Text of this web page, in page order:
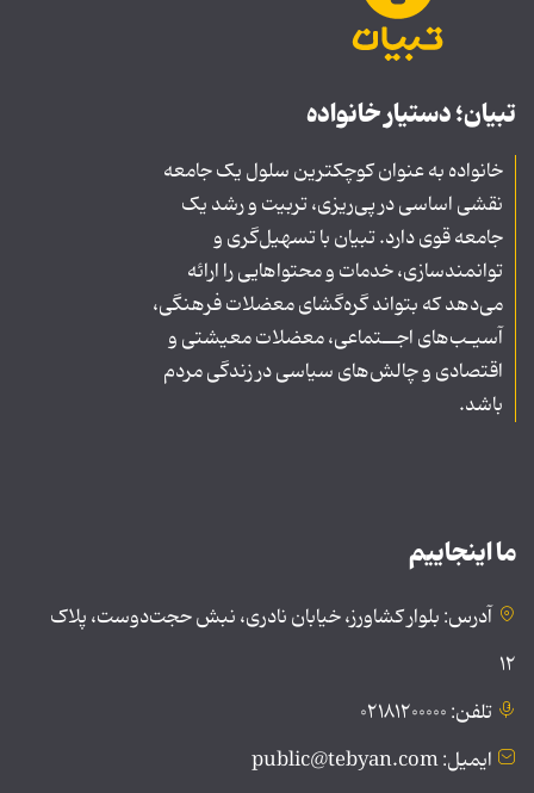
تبیان؛ دستیار خانواده
خانواده به عنوان کوچکترین سلول یک جامعه
نقشی اساسی در پی‌ریزی، تربیت و رشد یک
جامعه قوی دارد. تبیان با تسهیل‌گری و
توانمندسازی، خدمات و محتواهایی را ارائه
می‌دهد که بتواند گره‌گشای معضلات فرهنگی،
آسیـب‌های اجــتماعی، معضلات معیشتی و
اقتصادی و چالش‌های سیاسی در زندگی مردم
باشد.
ما اینجاییم
آدرس: بلوار کشاورز، خیابان نادری، نبش حجت‌دوست، پلاک
۱۲
تلفن: ۰۲۱۸۱۲۰۰۰۰۰
ایمیل: public@tebyan.com